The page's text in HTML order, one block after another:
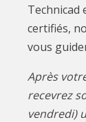
Technicad
certifiés,
vous
Après
recevrez
vendredi)